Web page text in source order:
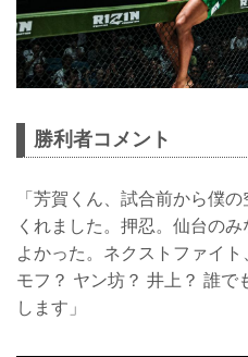
勝利者コメント
「芳賀くん、試合前から僕
くれました。押忍。仙台のみ
よかった。ネクストファイ
モフ？ ヤン坊？ 井上？ 誰で
します」